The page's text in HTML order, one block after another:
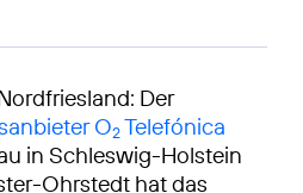
Der
O2Telefónica
in Schleswig-Holstein
Ohrstedt hat das